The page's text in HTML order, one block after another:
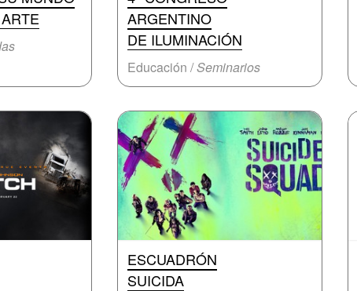
ARGENTINO
DE ILUMINACIÓN
Educación /Seminarios
ESCUADRÓN
SUICIDA